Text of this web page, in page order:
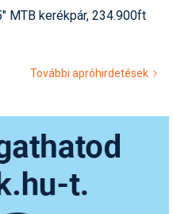
MTB kerékpár, 234.900ft
További apróhirdetések